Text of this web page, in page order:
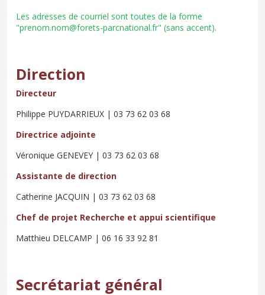
Les adresses de courriel sont toutes de la forme
"prenom.nom@forets-parcnational.fr" (sans accent).
Direction
Directeur
Philippe PUYDARRIEUX | 03 73 62 03 68
Directrice adjointe
Véronique GENEVEY | 03 73 62 03 68
Assistante de direction
Catherine JACQUIN | 03 73 62 03 68
Chef de projet Recherche et appui scientifique
Matthieu DELCAMP | 06 16 33 92 81
Secrétariat général